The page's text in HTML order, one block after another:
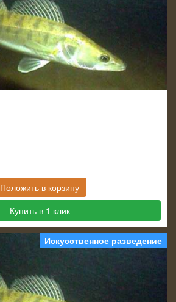
Положить в корзину
Купить в 1 клик
Искусственное разведение